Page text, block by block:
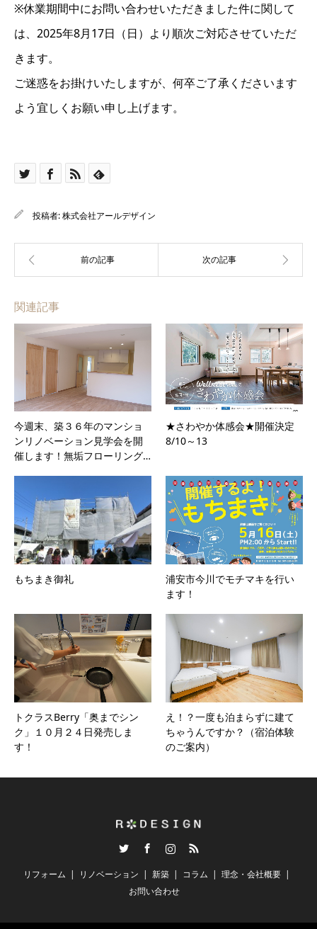
※休業期間中にお問い合わせいただきました件に関して
は、2025年8月17日（日）より順次ご対応させていただ
きます。
ご迷惑をお掛けいたしますが、何卒ご了承くださいます
よう宜しくお願い申し上げます。
投稿者:株式会社アールデザイン
関連記事
今週末、築３６年のマンショ
ンリノベーション見学会を開
催します！無垢フローリング…
★さわやか体感会★開催決定
8/10～13
もちまき御礼
浦安市今川でモチマキを行い
ます！
トクラスBerry「奥までシン
ク」１０月２４日発売しま
す！
え！？一度も泊まらずに建て
ちゃうんですか？（宿泊体験
のご案内）
InstagramRSS
リフォーム リノベーション 新築 コラム
理念・会社概要
お問い合わせ